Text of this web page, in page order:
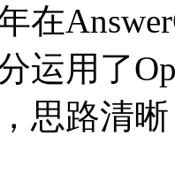
在
运用了
思路清